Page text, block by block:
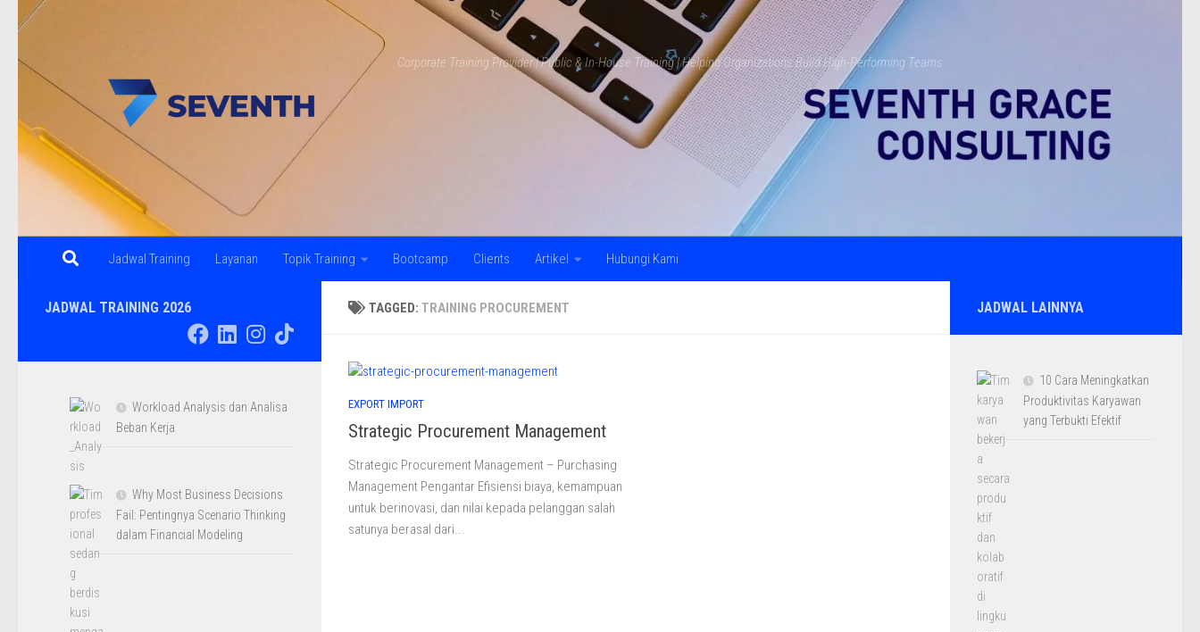
Skip to content
Corporate Training Provider | Public & In-House Training | Helping Organizations Build High-Performing Teams
Jadwal Training Layanan Topik Training Bootcamp Clients Artikel Hubungi Kami
TAGGED:TRAINING PROCUREMENT
EXPORT IMPORT
Strategic Procurement Management
Strategic Procurement Management – Purchasing
Management Pengantar Efisiensi biaya, kemampuan
untuk berinovasi, dan nilai kepada pelanggan salah
satunya berasal dari...
JADWAL TRAINING 2026
Workload Analysis dan Analisa
Beban Kerja
Why Most Business Decisions
Fail: Pentingnya Scenario Thinking
dalam Financial Modeling
JADWAL LAINNYA
10 Cara Meningkatkan
Produktivitas Karyawan
yang Terbukti Efektif